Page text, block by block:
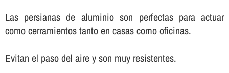
Las persianas de aluminio son perfectas para actuar
como cerramientos tanto en casas como oficinas.
Evitan el paso del aire y son muy resistentes.